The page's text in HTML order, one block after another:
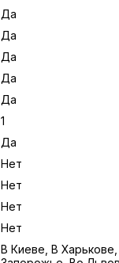
Да
Да
Да
Да
Да
1
Да
Нет
Нет
Нет
Нет
В Киеве, В